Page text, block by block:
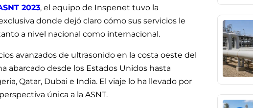
2023, el equipo de Inspenet tuvo la
donde dejó claro cómo sus servicios le
a nivel nacional como internacional.
avanzados de ultrasonido en la costa oeste del
abarcado desde los Estados Unidos hasta
Qatar, Dubai e India. El viaje lo ha llevado por
única a la ASNT.